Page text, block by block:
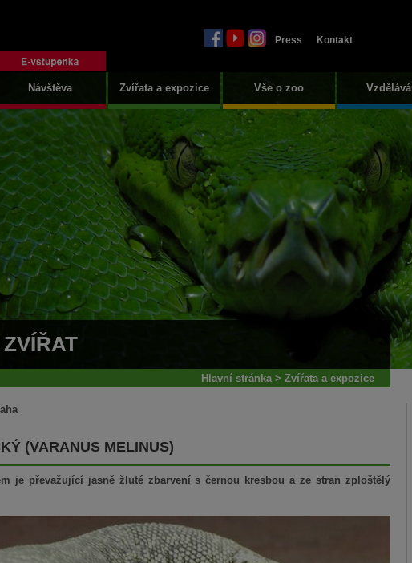
Press Kontakt
Návštěva Zvířata a expozice Vše o zoo
Hlavní stránka> Zvířata a expozice
(VARANUS MELINUS)
je převažující jasně žluté zbarvení s černou kresbou a ze stran zploštělý